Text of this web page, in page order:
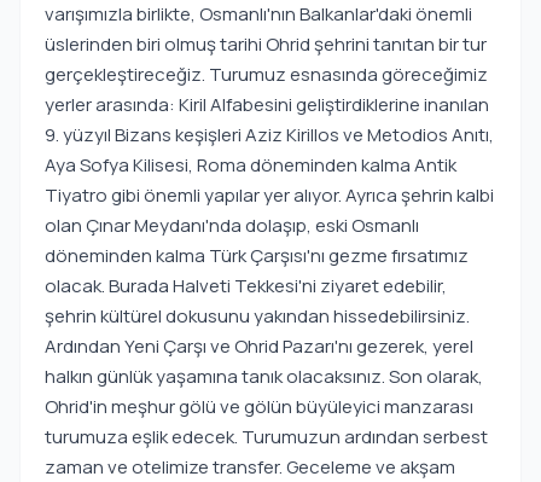
varışımızla birlikte, Osmanlı'nın Balkanlar'daki önemli
üslerinden biri olmuş tarihi Ohrid şehrini tanıtan bir tur
gerçekleştireceğiz. Turumuz esnasında göreceğimiz
yerler arasında: Kiril Alfabesini geliştirdiklerine inanılan
9. yüzyıl Bizans keşişleri Aziz Kirillos ve Metodios Anıtı,
Aya Sofya Kilisesi, Roma döneminden kalma Antik
Tiyatro gibi önemli yapılar yer alıyor. Ayrıca şehrin kalbi
olan Çınar Meydanı'nda dolaşıp, eski Osmanlı
döneminden kalma Türk Çarşısı'nı gezme fırsatımız
olacak. Burada Halveti Tekkesi'ni ziyaret edebilir,
şehrin kültürel dokusunu yakından hissedebilirsiniz.
Ardından Yeni Çarşı ve Ohrid Pazarı'nı gezerek, yerel
halkın günlük yaşamına tanık olacaksınız. Son olarak,
Ohrid'in meşhur gölü ve gölün büyüleyici manzarası
turumuza eşlik edecek. Turumuzun ardından serbest
zaman ve otelimize transfer. Geceleme ve akşam